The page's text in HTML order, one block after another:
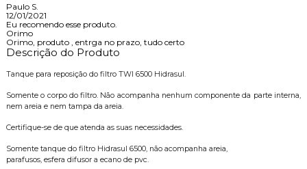
Paulo S.
12/01/2021
Eu recomendo esse produto.
Orimo
Orimo, produto , entrga no prazo, tudo certo
Descrição do Produto
Tanque para reposição do filtro TWI 6500 Hidrasul.
Somente o corpo do filtro. Não acompanha nenhum componente da parte interna,
nem areia e nem tampa da areia.
Certifique-se de que atenda as suas necessidades.
Somente tanque do filtro Hidrasul 6500, não acompanha areia,
parafusos, esfera difusor a ecano de pvc.